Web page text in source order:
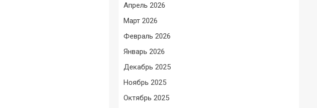
Апрель 2026
Март 2026
Февраль 2026
Январь 2026
Декабрь 2025
Ноябрь 2025
Октябрь 2025